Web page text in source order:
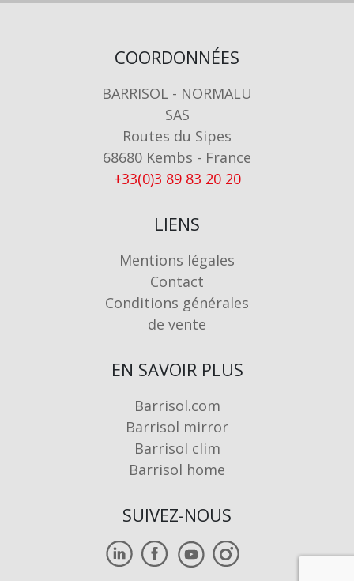
COORDONNÉES
BARRISOL - NORMALU
SAS
Routes du Sipes
68680 Kembs - France
+33(0)3 89 83 20 20
LIENS
Mentions légales
Contact
Conditions générales
de vente
EN SAVOIR PLUS
Barrisol.com
Barrisol mirror
Barrisol clim
Barrisol home
SUIVEZ-NOUS
Image Image Image Image